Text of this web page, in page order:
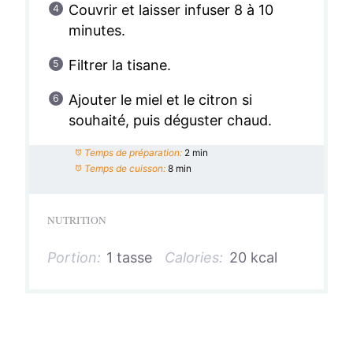
Couvrir et laisser infuser 8 à 10
minutes.
Filtrer la tisane.
Ajouter le miel et le citron si
souhaité, puis déguster chaud.
Temps de préparation: 2 min
Temps de cuisson: 8 min
NUTRITION
Portion: 1 tasse Calories: 20 kcal